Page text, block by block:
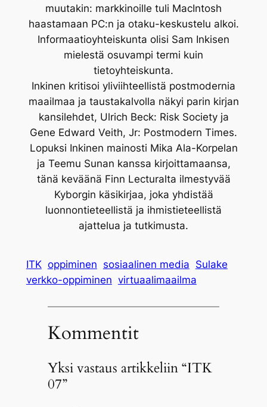
muutakin: markkinoille tuli MacIntosh
haastamaan PC:n ja otaku-keskustelu alkoi.
Informaatioyhteiskunta olisi Sam Inkisen
mielestä osuvampi termi kuin
tietoyhteiskunta.
Inkinen kritisoi yliviihteellistä postmodernia
maailmaa ja taustakalvolla näkyi parin kirjan
kansilehdet, Ulrich Beck: Risk Society ja
Gene Edward Veith, Jr: Postmodern Times.
Lopuksi Inkinen mainosti Mika Ala-Korpelan
ja Teemu Sunan kanssa kirjoittamaansa,
tänä keväänä Finn Lecturalta ilmestyvää
Kyborgin käsikirjaa, joka yhdistää
luonnontieteellistä ja ihmistieteellistä
ajattelua ja tutkimusta.
ITK oppiminen sosiaalinen media Sulake
verkko-oppiminen virtuaalimaailma
Kommentit
Yksi vastaus artikkeliin “ITK
07”